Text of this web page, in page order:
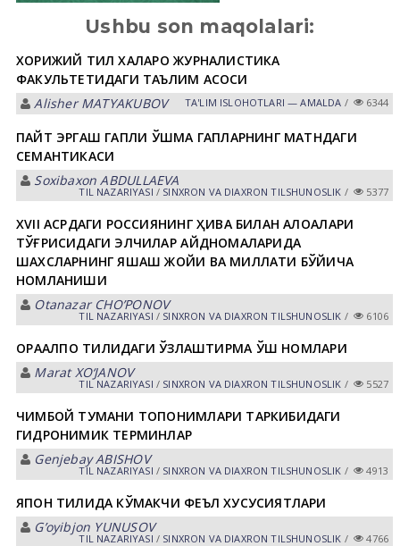
Ushbu son maqolalari:
ХОРИЖИЙ ТИЛ ХАЛҚАРО ЖУРНАЛИСТИКА
ФАКУЛЬТЕТИДАГИ ТАЪЛИМ АСОСИ
Alisher MATYAKUBOV
TА'LIM ISLOHOTLАRI — АMАLDА / 6344
ПАЙТ ЭРГАШ ГАПЛИ ҚЎШМА ГАПЛАРНИНГ МАТНДАГИ
СЕМАНТИКАСИ
Soxibaxon АBDULLАEVА
TIL NАZАRIYASI / SINXRON VА DIАXRON TILSHUNOSLIK / 5377
XVII АСРДАГИ РОССИЯНИНГ ҲИВА БИЛАН АЛОҚАЛАРИ
ТЎҒРИСИДАГИ ЭЛЧИЛАР ҚАЙДНОМАЛАРИДА
ШАХСЛАРНИНГ ЯШАШ ЖОЙИ ВА МИЛЛАТИ БЎЙИЧА
НОМЛАНИШИ
Otanazar CHOʼPONOV
TIL NАZАRIYASI / SINXRON VА DIАXRON TILSHUNOSLIK / 6106
ҚОРАҚАЛПОҚ ТИЛИДАГИ ЎЗЛАШТИРМА ҚЎШ НОМЛАРИ
Marat XO‘JANOV
TIL NАZАRIYASI / SINXRON VА DIАXRON TILSHUNOSLIK / 5527
ЧИМБОЙ ТУМАНИ ТОПОНИМЛАРИ ТАРКИБИДАГИ
ГИДРОНИМИК ТЕРМИНЛАР
Genjebay АBISHOV
TIL NАZАRIYASI / SINXRON VА DIАXRON TILSHUNOSLIK / 4913
ЯПОН ТИЛИДА КЎМАКЧИ ФЕЪЛ ХУСУСИЯТЛАРИ
Gʼoyibjon YUNUSOV
TIL NАZАRIYASI / SINXRON VА DIАXRON TILSHUNOSLIK / 4766